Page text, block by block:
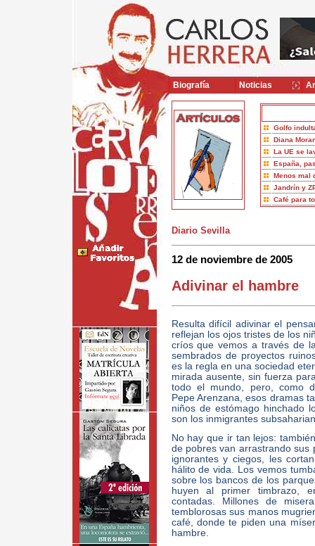
Golfo
Diana
La UE se
España,
Menos mal
Jandrín y
Café para
Diario Sevilla
12 de noviembre de 2005
Adivinar el hambre
Resulta difícil adivinar el
reflejan los ojos tristes de los
críos que vemos a través de
sembrados de proyectos
es la regla en una sociedad
mirada ausente, sin fuerza
todo el mundo, pero, como
Pepe Arenzana, esos dramas
niños de estómago hinchado
son los inmigrantes
No hay que ir tan lejos:
de pobres van arrastrando sus
ignorantes y ciegos, les
hálito de vida. Los vemos
sobre los bancos de los
huyen al primer timbrazo,
contadas. Millones de
temblorosas sus manos
café, donde te piden una
hambre.
Biografía Noticias